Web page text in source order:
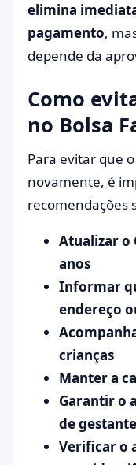
elimina
pagamento,
depende da
Como
no Bolsa
Para evitar que
novamente, é
recomendações
Atualizar o
anos
Informar
endereço
crianças
Manter a
Garantir o
de
Verificar o